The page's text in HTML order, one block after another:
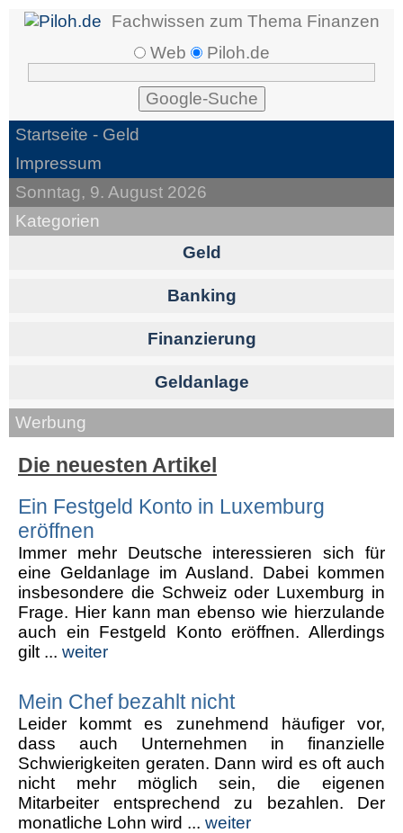
Fachwissen zum Thema Finanzen
Web
Piloh.de
Startseite - Geld
Impressum
Sonntag, 9. August 2026
Kategorien
Geld
Banking
Finanzierung
Geldanlage
Werbung
Die neuesten Artikel
Ein Festgeld Konto in Luxemburg
eröffnen
Immer mehr Deutsche interessieren sich für
eine Geldanlage im Ausland. Dabei kommen
insbesondere die Schweiz oder Luxemburg in
Frage. Hier kann man ebenso wie hierzulande
auch ein Festgeld Konto eröffnen. Allerdings
gilt ... weiter
Mein Chef bezahlt nicht
Leider kommt es zunehmend häufiger vor,
dass auch Unternehmen in finanzielle
Schwierigkeiten geraten. Dann wird es oft auch
nicht mehr möglich sein, die eigenen
Mitarbeiter entsprechend zu bezahlen. Der
monatliche Lohn wird ... weiter